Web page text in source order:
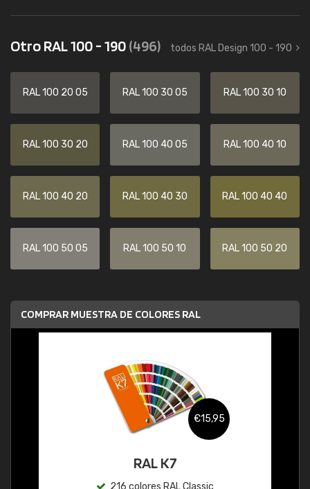
Otro RAL 100 - 190(496) todos RAL Design 100 - 190
RAL 100 20 05 RAL 100 30 05 RAL 100 30 10
RAL 100 30 20 RAL 100 40 05 RAL 100 40 10
RAL 100 40 20 RAL 100 40 30 RAL 100 40 40
RAL 100 50 05 RAL 100 50 10 RAL 100 50 20
COMPRAR MUESTRA DE COLORES RAL
€15,95
RAL K7
216 colores RAL Classic